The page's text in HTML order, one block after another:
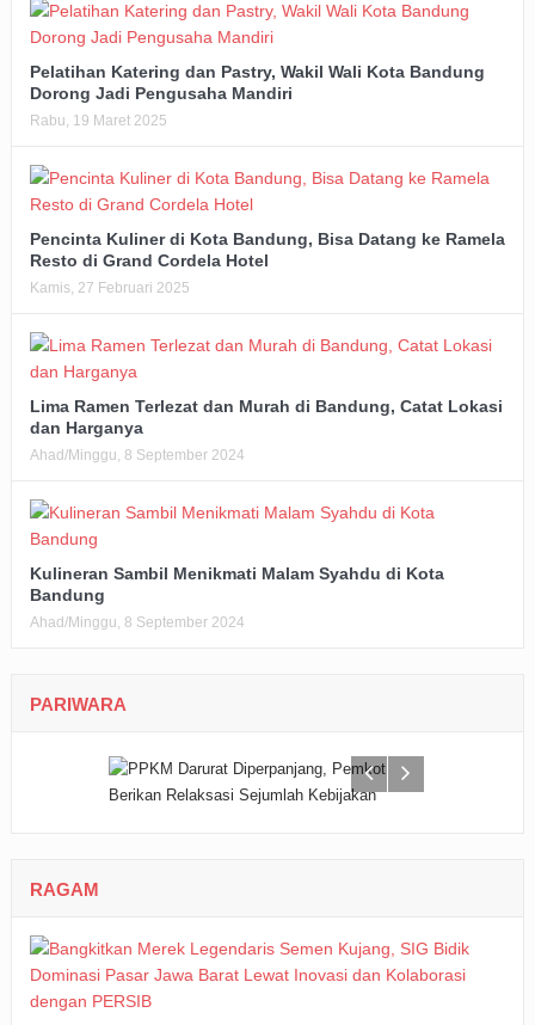
Pelatihan Katering dan Pastry, Wakil Wali Kota Bandung
Dorong Jadi Pengusaha Mandiri
Rabu, 19 Maret 2025
Pencinta Kuliner di Kota Bandung, Bisa Datang ke Ramela
Resto di Grand Cordela Hotel
Kamis, 27 Februari 2025
Lima Ramen Terlezat dan Murah di Bandung, Catat Lokasi
dan Harganya
Ahad/Minggu, 8 September 2024
Kulineran Sambil Menikmati Malam Syahdu di Kota
Bandung
Ahad/Minggu, 8 September 2024
PARIWARA
RAGAM